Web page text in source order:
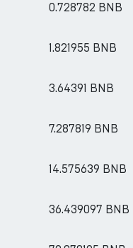
0.728782 BNB
1.821955 BNB
3.64391 BNB
7.287819 BNB
14.575639 BNB
36.439097 BNB